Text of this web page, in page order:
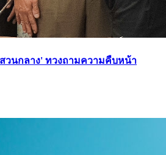
วนกลาง' ทวงถามความคืบหน้า